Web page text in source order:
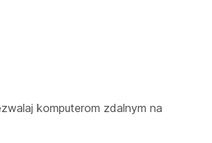
komputerom zdalnym na